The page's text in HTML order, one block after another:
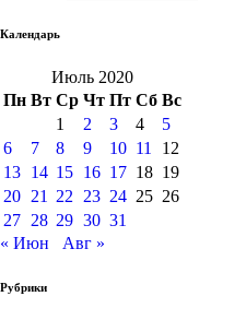
Календарь
Июль 2020
Пн Вт Ср Чт Пт Сб Вс
1
2 3 4
5
6
7 8 9 10 11
12
13 14 15 16 17 18 19
20 21 22 23 24 25 26
27 28 29 30 31
« Июн
Авг »
Рубрики